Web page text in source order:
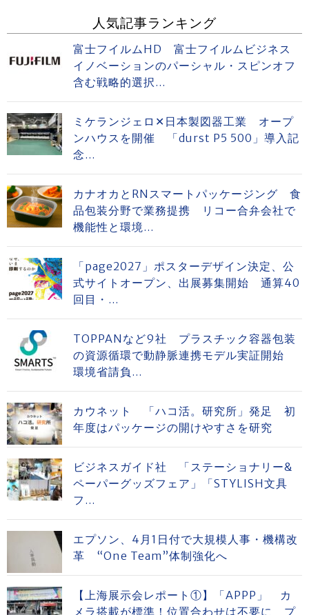
人気記事ランキング
富士フイルムHD 富士フイルムビジネス
イノベーションのパーシャル・スピンオフ
含む戦略的選択...
ミケランジェロ✕日本製図器工業 オープ
ンハウスを開催 「durst P5 500」導入記
念...
カナオカとRNスマートパッケージング 食
品包装分野で業務提携 リコー合弁会社で
機能性と環境...
「page2027」ポスターデザイン決定、公
式サイトオープン、出展募集開始 通算40
回目・...
TOPPANなど9社 プラスチック容器包装
の資源循環で動静脈連携モデル実証開始
環境省請負...
カウネット 「ハコ活。研究所」発足 初
年度はパッケージの開けやすさを研究
ビジネスガイド社 「ステーショナリー&
ペーパーグッズフェア」「STYLISH文具
フ...
エプソン、4月1日付で大規模人事・機構改
革 “One Team”体制強化へ
【上海展示会レポート①】「APPP」 カ
メラ搭載が標準！位置合わせは不要に プ